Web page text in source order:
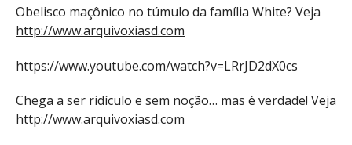
Obelisco maçônico no túmulo da família White? Veja
http://www.arquivoxiasd.com
https://www.youtube.com/watch?v=LRrJD2dX0cs
Chega a ser ridículo e sem noção… mas é verdade! Veja
http://www.arquivoxiasd.com